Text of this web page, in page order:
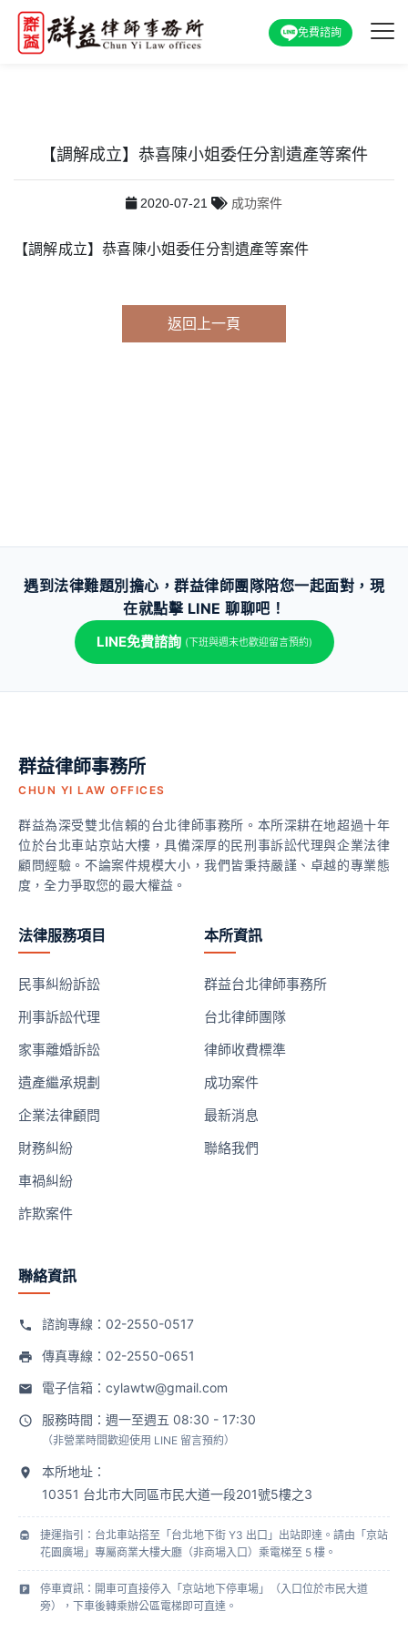
免費諮詢
【調解成立】恭喜陳小姐委任分割遺產等案件
2020-07-21 成功案件
【調解成立】恭喜陳小姐委任分割遺產等案件
返回上一頁
遇到法律難題別擔心，群益律師團隊陪您一起面對，現
在就點擊 LINE 聊聊吧！
LINE免費諮詢 (下班與週末也歡迎留言預約)
群益律師事務所
CHUN YI LAW OFFICES
群益為深受雙北信賴的台北律師事務所。本所深耕在地超過十年
位於台北車站京站大樓，具備深厚的民刑事訴訟代理與企業法律
顧問經驗。不論案件規模大小，我們皆秉持嚴謹、卓越的專業態
度，全力爭取您的最大權益。
法律服務項目
民事糾紛訴訟
刑事訴訟代理
家事離婚訴訟
遺產繼承規劃
企業法律顧問
財務糾紛
車禍糾紛
詐欺案件
本所資訊
群益台北律師事務所
台北律師團隊
律師收費標準
成功案件
最新消息
聯絡我們
聯絡資訊
諮詢專線： 02-2550-0517
傳真專線：02-2550-0651
電子信箱： cylawtw@gmail.com
服務時間：週一至週五 08:30 - 17:30
（非營業時間歡迎使用 LINE 留言預約）
本所地址：
10351 台北市大同區市民大道一段201號5樓之3
捷運指引：台北車站搭至「台北地下街 Y3 出口」出站即達。請由「京站
花園廣場」專屬商業大樓大廳（非商場入口）乘電梯至 5 樓。
停車資訊：開車可直接停入「京站地下停車場」（入口位於市民大道
旁），下車後轉乘辦公區電梯即可直達。